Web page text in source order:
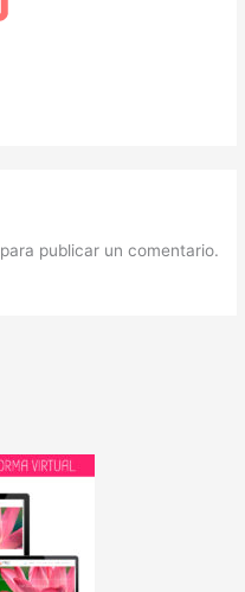
para publicar un comentario.